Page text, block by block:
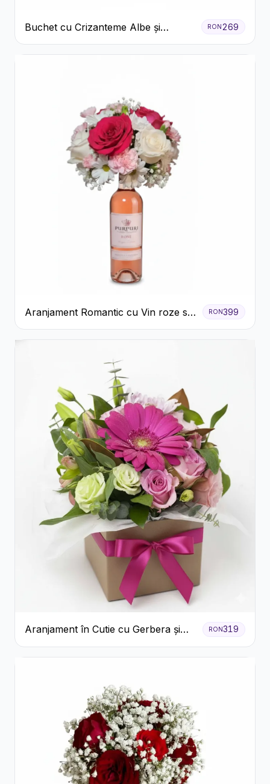
Buchet cu Crizanteme Albe și
Galbene
RON269
Aranjament Romantic cu Vin roze si
Flori pastel
RON399
Aranjament în Cutie cu Gerbera și
Trandafiri Roz
RON319